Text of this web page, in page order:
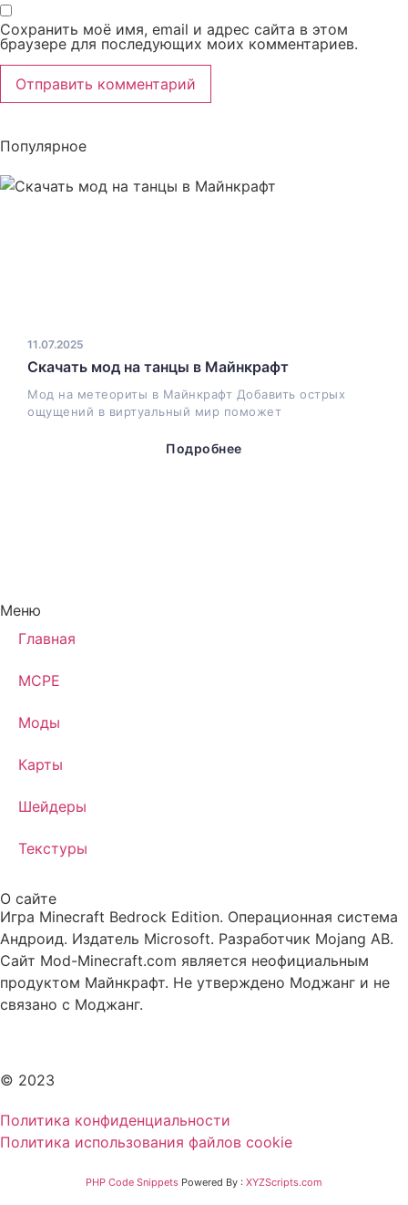
Сохранить моё имя, email и адрес сайта в этом
браузере для последующих моих комментариев.
Популярное
Скачать мод на танцы в Майнкрафт
Мод на метеориты в Майнкрафт Добавить острых
ощущений в виртуальный мир поможет
Подробнее
11.07.2025
Меню
Главная
MCPE
Моды
Карты
Шейдеры
Текстуры
О сайте
Игра Minecraft Bedrock Edition. Операционная система
Андроид. Издатель Microsoft. Разработчик Mojang AB.
Сайт Mod-Minecraft.com является неофициальным
продуктом Майнкрафт. Не утверждено Моджанг и не
связано с Моджанг.
© 2023
Политика конфиденциальности
Политика использования файлов cookie
PHP Code Snippets Powered By : XYZScripts.com